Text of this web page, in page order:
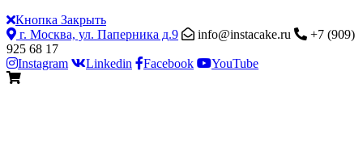
Кнопка Закрыть
г. Москва, ул. Паперника д.9
info@instacake.ru
+7 (909)
925 68 17
Instagram
Linkedin Facebook YouTube